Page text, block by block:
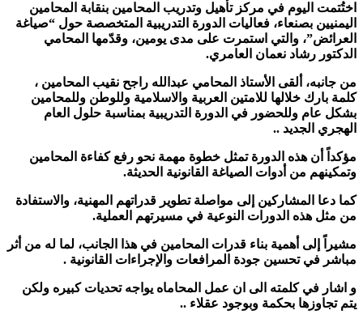
اختُتمت اليوم في مركز تأهيل وتدريب المحامين بنقابة المحامين
اليمنيين بصنعاء، فعاليات الدورة التدريبية المتخصصة حول “صياغة
العرائض”، والتي استمرت على مدى يومين، وقدّمها المحامي
الدكتور رشاد نعمان العامري.
من جانبه، ألقى الأستاذ المحامي عبدالله راجح نقيب المحامين ،
كلمة بارك خلالها للامتين العربية والاسلامية وللوطن وللمحامين
بشكل عام وللحضور في الدورة التدريبية بمناسبة حلول العام
الهجري الجديد ..
مؤكداً أن هذه الدورة تمثل خطوة مهمة نحو رفع كفاءة المحامين
وتمكينهم من أدوات الصياغة القانونية الحديثة.
كما دعا المشاركين إلى مواصلة تطوير قدراتهم المهنية، والاستفادة
من مثل هذه الدورات النوعية في مسيرتهم العملية.
مشيراً إلى أهمية بناء قدرات المحامين في هذا الجانب، لما له من أثر
مباشر في تحسين جودة المرافعات والإجراءات القانونية .
و اشار في كلمته الى ان عمل المحاماه يواجه تحديات كبيره ولكن
يتم تجاوزها بحكمة وبوجود عقلاء ..